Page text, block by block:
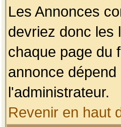
Les Annonces
devriez donc les
chaque page du
annonce
l'administrateur.
Revenir en haut